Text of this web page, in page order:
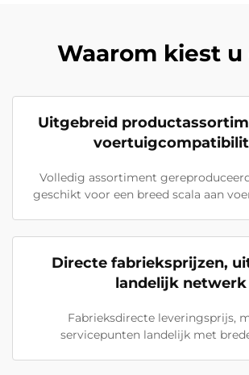
Waarom kiest u
Uitgebreid
Volledig assortiment
geschikt voor een breed scala aan
Directe fabrieksprijzen,
landelijk netwerk
Fabrieksdirecte leveringsprijs,
servicepunten landelijk met